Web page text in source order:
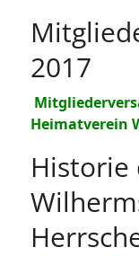
2017
Heimatverein
Historie